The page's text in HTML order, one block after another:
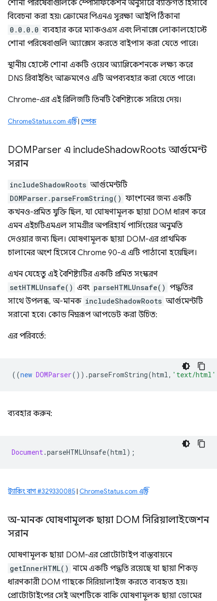
শোনা পরিষেবাগুলিকে স্পেসিফিকেশন অনুসারে ব্যক্তিগত হিসাবে
বিবেচনা করা হয়৷ ক্রোমের পিএনএ সুরক্ষা আইপি ঠিকানা
0.0.0.0 ব্যবহার করে ম্যাকওএস এবং লিনাক্সে লোকালহোস্টে
শোনা পরিষেবাগুলি অ্যাক্সেস করতে বাইপাস করা যেতে পারে।
স্থানীয় হোস্টে শোনা একটি ওয়েব অ্যাপ্লিকেশনকে লক্ষ্য করে
DNS রিবাইন্ডিং আক্রমণেও এটি অপব্যবহার করা যেতে পারে।
Chrome-এর এই রিলিজটি তিনটি বৈশিষ্ট্যকে সরিয়ে দেয়।
ChromeStatus.com এন্ট্রি| স্পেক
DOMParser এ includeShadowRoots আর্গুমেন্ট
সরান
includeShadowRoots আর্গুমেন্টটি
DOMParser.parseFromString() ফাংশনের জন্য একটি
কখনও-প্রমিত যুক্তি ছিল, যা ঘোষণামূলক ছায়া DOM ধারণ করে
এমন এইচটিএমএল সামগ্রীর অপরিহার্য পার্সিংয়ের অনুমতি
দেওয়ার জন্য ছিল। ঘোষণামূলক ছায়া DOM-এর প্রাথমিক
চালানের অংশ হিসেবে Chrome 90-এ এটি পাঠানো হয়েছিল।
এখন যেহেতু এই বৈশিষ্ট্যটির একটি প্রমিত সংস্করণ
setHTMLUnsafe() এবং parseHTMLUnsafe() পদ্ধতির
সাথে উপলব্ধ, অ-মানক includeShadowRoots আর্গুমেন্টটি
সরানো হবে। কোড নিম্নরূপ আপডেট করা উচিত:
এর পরিবর্তে:
((new DOMParser()).parseFromString(html, 'text/html'
ব্যবহার করুন:
Document.parseHTMLUnsafe(html);
ট্র্যাকিং বাগ #329330085| ChromeStatus.com এন্ট্রি
অ-মানক ঘোষণামূলক ছায়া DOM সিরিয়ালাইজেশন
সরান
ঘোষণামূলক ছায়া DOM-এর প্রোটোটাইপ বাস্তবায়নে
getInnerHTML() নামে একটি পদ্ধতি রয়েছে যা ছায়া শিকড়
ধারণকারী DOM গাছকে সিরিয়ালাইজ করতে ব্যবহৃত হয়।
প্রোটোটাইপের সেই অংশটিকে বাকি ঘোষণামূলক ছায়া ডোমের